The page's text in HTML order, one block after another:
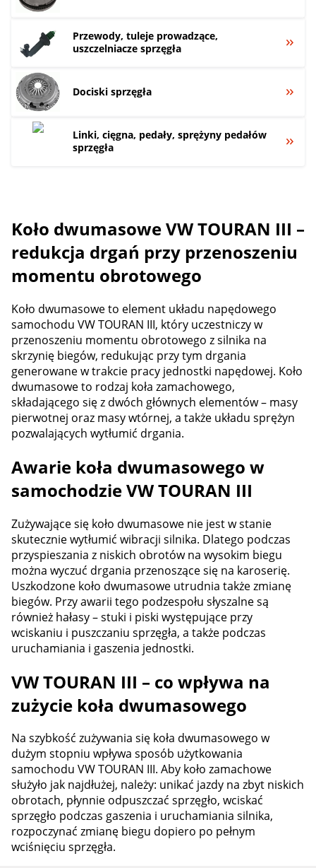
Przewody, tuleje prowadzące,
uszczelniacze sprzęgła
Dociski sprzęgła
Linki, cięgna, pedały, sprężyny pedałów
sprzęgła
Koło dwumasowe VW TOURAN III –
redukcja drgań przy przenoszeniu
momentu obrotowego
Koło dwumasowe to element układu napędowego
samochodu VW TOURAN III, który uczestniczy w
przenoszeniu momentu obrotowego z silnika na
skrzynię biegów, redukując przy tym drgania
generowane w trakcie pracy jednostki napędowej. Koło
dwumasowe to rodzaj koła zamachowego,
składającego się z dwóch głównych elementów – masy
pierwotnej oraz masy wtórnej, a także układu sprężyn
pozwalających wytłumić drgania.
Awarie koła dwumasowego w
samochodzie VW TOURAN III
Zużywające się koło dwumasowe nie jest w stanie
skutecznie wytłumić wibracji silnika. Dlatego podczas
przyspieszania z niskich obrotów na wysokim biegu
można wyczuć drgania przenoszące się na karoserię.
Uszkodzone koło dwumasowe utrudnia także zmianę
biegów. Przy awarii tego podzespołu słyszalne są
również hałasy – stuki i piski występujące przy
wciskaniu i puszczaniu sprzęgła, a także podczas
uruchamiania i gaszenia jednostki.
VW TOURAN III – co wpływa na
zużycie koła dwumasowego
Na szybkość zużywania się koła dwumasowego w
dużym stopniu wpływa sposób użytkowania
samochodu VW TOURAN III. Aby koło zamachowe
służyło jak najdłużej, należy: unikać jazdy na zbyt niskich
obrotach, płynnie odpuszczać sprzęgło, wciskać
sprzęgło podczas gaszenia i uruchamiania silnika,
rozpoczynać zmianę biegu dopiero po pełnym
wciśnięciu sprzęgła.